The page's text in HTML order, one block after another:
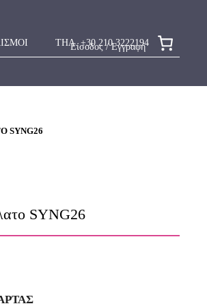
Είσοδος / Εγγραφή
ΤΗΛ. +30 210 3222194
SYNG26
SYNG26